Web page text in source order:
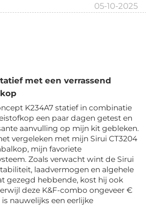
05-10-2025
met een verrassend
K234A7 statief in combinatie
een paar dagen getest en
aanvulling op mijn kit gebleken.
vergeleken met mijn Sirui CT3204
mijn favoriete
Zoals verwacht wint de Sirui
laadvermogen en algehele
gezegd hebbende, kost hij ook
deze K&F-combo ongeveer €
nauwelijks een eerlijke